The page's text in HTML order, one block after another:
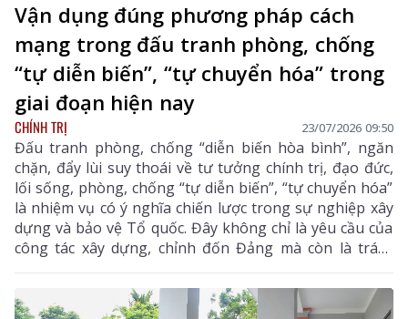
Vận dụng đúng phương pháp cách
mạng trong đấu tranh phòng, chống
“tự diễn biến”, “tự chuyển hóa” trong
giai đoạn hiện nay
CHÍNH TRỊ 23/07/2026 09:50
Đấu tranh phòng, chống “diễn biến hòa bình”, ngăn
chặn, đẩy lùi suy thoái về tư tưởng chính trị, đạo đức,
lối sống, phòng, chống “tự diễn biến”, “tự chuyển hóa”
là nhiệm vụ có ý nghĩa chiến lược trong sự nghiệp xây
dựng và bảo vệ Tổ quốc. Đây không chỉ là yêu cầu của
công tác xây dựng, chỉnh đốn Đảng mà còn là trách
nhiệm của mỗi cán bộ, đảng viên và công dân yêu